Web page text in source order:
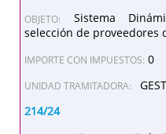
OBJETO:
Sistema
selección de proveedores
IMPORTE CON IMPUESTOS: 0
UNIDAD TRAMITADORA:
214/24